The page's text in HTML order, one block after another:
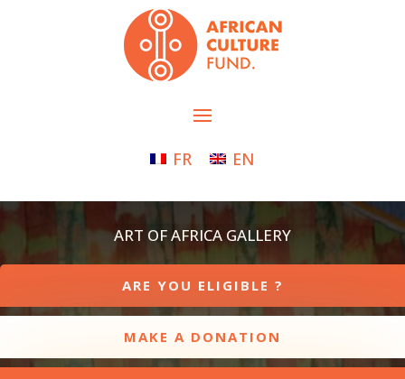
FR EN
ART OF AFRICA GALLERY
ARE YOU ELIGIBLE ?
MAKE A DONATION